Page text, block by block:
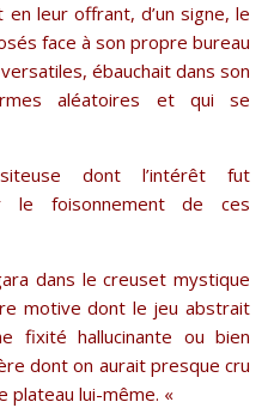
leur offrant, d’un signe, le
face à son propre bureau
ébauchait dans son
aléatoires et qui se
dont l’intérêt fut
le foisonnement de ces
dans le creuset mystique
motive dont le jeu abstrait
fixité hallucinante ou bien
dont on aurait presque cru
plateau lui-même. «